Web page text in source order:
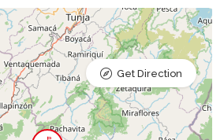
Get Direction